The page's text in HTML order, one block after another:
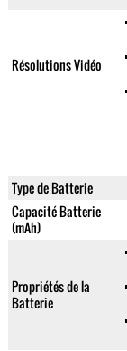
Résolutions Vidéo
Type de Batterie
Capacité Batterie
(mAh)
Propriétés de la
Batterie